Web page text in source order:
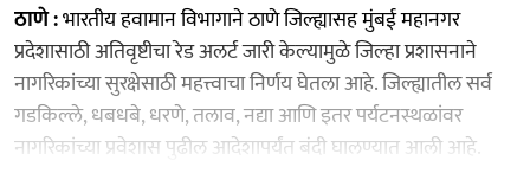
ठाणे :भारतीय हवामान विभागाने ठाणे जिल्ह्यासह मुंबई महानगर
प्रदेशासाठी अतिवृष्टीचा रेड अलर्ट जारी केल्यामुळे जिल्हा प्रशासनाने
नागरिकांच्या सुरक्षेसाठी महत्त्वाचा निर्णय घेतला आहे. जिल्ह्यातील सर्व
गडकिल्ले, धबधबे, धरणे, तलाव, नद्या आणि इतर पर्यटनस्थळांवर
नागरिकांच्या प्रवेशास पुढील आदेशापर्यंत बंदी घालण्यात आली आहे.